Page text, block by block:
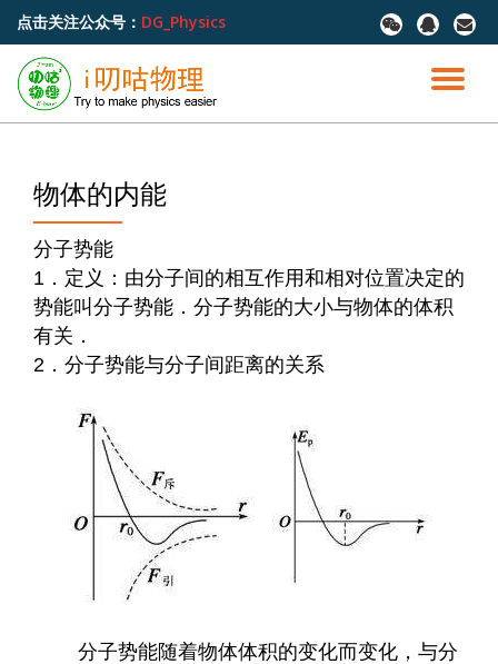
容
点击关注公众号： DG_Physics
fa-
wechat
fa-
qq
fa-
切
物体的内能
分子势能
1．定义：由分子间的相互作用和相对位置决定的
势能叫分子势能．分子势能的大小与物体的体积
有关．
2．分子势能与分子间距离的关系
分子势能随着物体体积的变化而变化，与分